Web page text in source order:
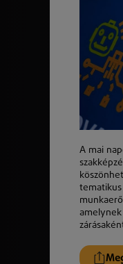
A mai
tematikus